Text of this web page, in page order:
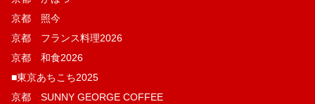
京都 照今
京都 フランス料理2026
京都 和食2026
■東京あちこち2025
京都 SUNNY GEORGE COFFEE